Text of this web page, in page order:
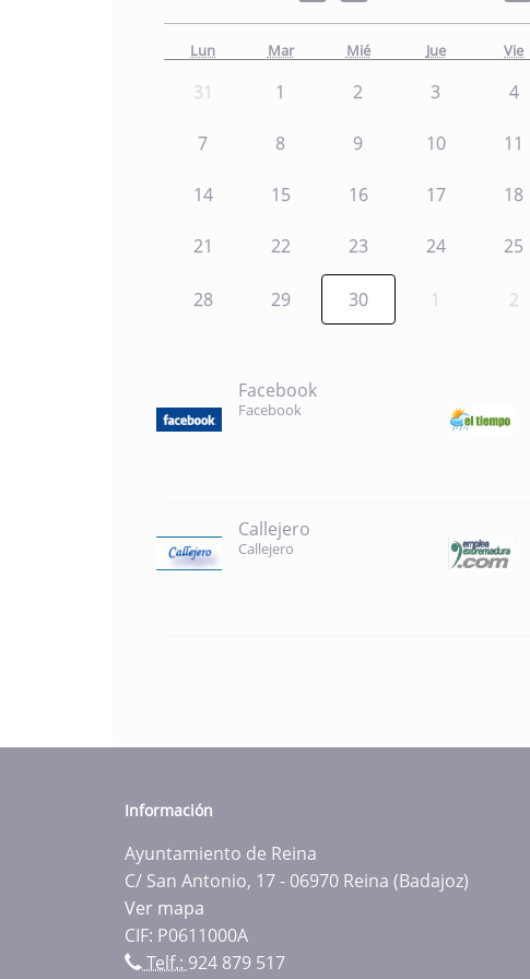
Lun Mar Mié Jue Vie
31 1 2 3 4
7 8 9 10 11
14 15 16 17 18
21 22 23 24 25
28 29 30 1 2
Facebook
Facebook
Callejero
Callejero
Información
Ayuntamiento de Reina
C/ San Antonio, 17 - 06970 Reina (Badajoz)
Ver mapa
CIF: P0611000A
Telf.:924 879 517